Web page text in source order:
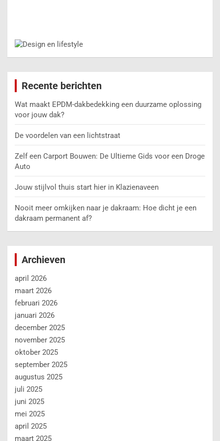
Recente berichten
Wat maakt EPDM-dakbedekking een duurzame oplossing
voor jouw dak?
De voordelen van een lichtstraat
Zelf een Carport Bouwen: De Ultieme Gids voor een Droge
Auto
Jouw stijlvol thuis start hier in Klazienaveen
Nooit meer omkijken naar je dakraam: Hoe dicht je een
dakraam permanent af?
Archieven
april 2026
maart 2026
februari 2026
januari 2026
december 2025
november 2025
oktober 2025
september 2025
augustus 2025
juli 2025
juni 2025
mei 2025
april 2025
maart 2025